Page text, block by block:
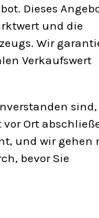
Dieses
und die
Wir
Verkaufswert
sind,
Ort
und wir gehen
bevor Sie